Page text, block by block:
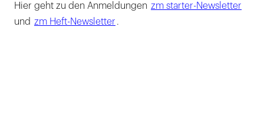
Hier geht zu den Anmeldungen zm starter-Newsletter
und zm Heft-Newsletter .